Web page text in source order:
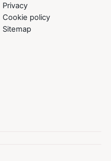
Privacy
Cookie policy
Sitemap